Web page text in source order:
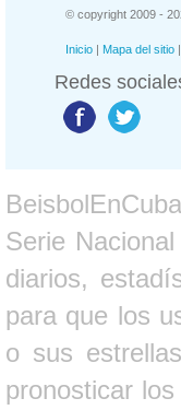
© copyright 2009 -
Inicio | Mapa del sitio |
Redes
Serie
diarios,
para que los
o sus
pronosticar